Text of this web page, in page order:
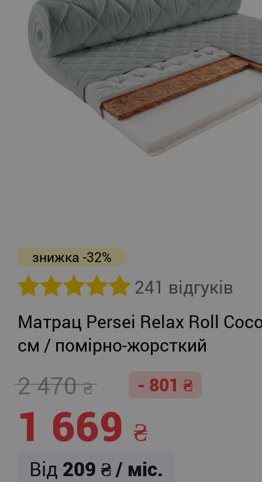
знижка -32%
241 відгуків
Матрац Persei Relax Roll
см / помірно-жорсткий
2 470 - 801
1 669
Від 209 / міс.